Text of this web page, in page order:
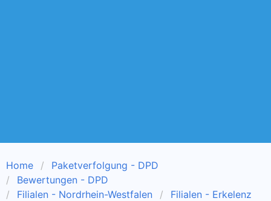
Home
Paketverfolgung - DPD
Bewertungen - DPD
Filialen - Nordrhein-Westfalen
Filialen - Erkelenz